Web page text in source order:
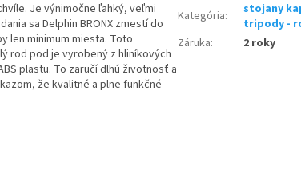
Je výnimočne ľahký, veľmi
sa Delphin BRONX zmestí do
len minimum miesta. Toto
rod pod je vyrobený z hliníkových
plastu. To zaručí dlhú životnosť a
že kvalitné a plne funkčné
Kategória:
stojany
tripody -
Záruka: 2 roky